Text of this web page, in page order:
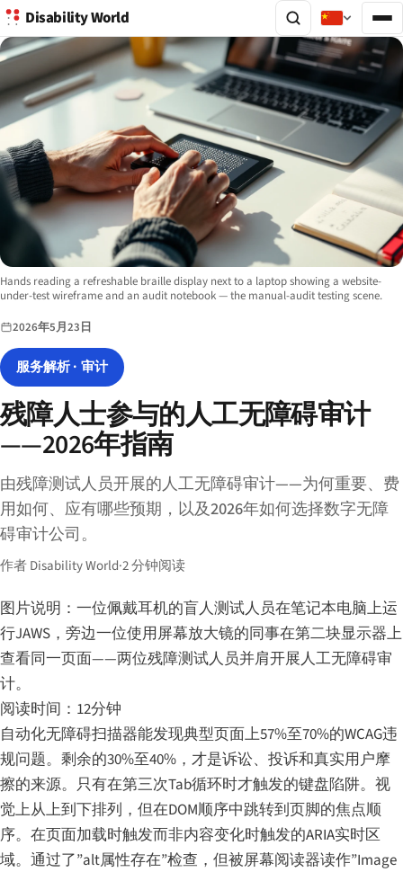
Disability World
Image description:
Hands reading a refreshable braille display next to a laptop showing a website-
under-test wireframe and an audit notebook — the manual-audit testing scene.
2026年5月23日
服务解析 · 审计
残障人士参与的人工无障碍审计
——2026年指南
由残障测试人员开展的人工无障碍审计——为何重要、费
用如何、应有哪些预期，以及2026年如何选择数字无障
碍审计公司。
作者 Disability World·2 分钟阅读
图片说明：一位佩戴耳机的盲人测试人员在笔记本电脑上运
行JAWS，旁边一位使用屏幕放大镜的同事在第二块显示器上
查看同一页面——两位残障测试人员并肩开展人工无障碍审
计。
阅读时间：12分钟
自动化无障碍扫描器能发现典型页面上57%至70%的WCAG违
规问题。剩余的30%至40%，才是诉讼、投诉和真实用户摩
擦的来源。只有在第三次Tab循环时才触发的键盘陷阱。视
觉上从上到下排列，但在DOM顺序中跳转到页脚的焦点顺
序。在页面加载时触发而非内容变化时触发的ARIA实时区
域。通过了”alt属性存在”检查，但被屏幕阅读器读作”Image